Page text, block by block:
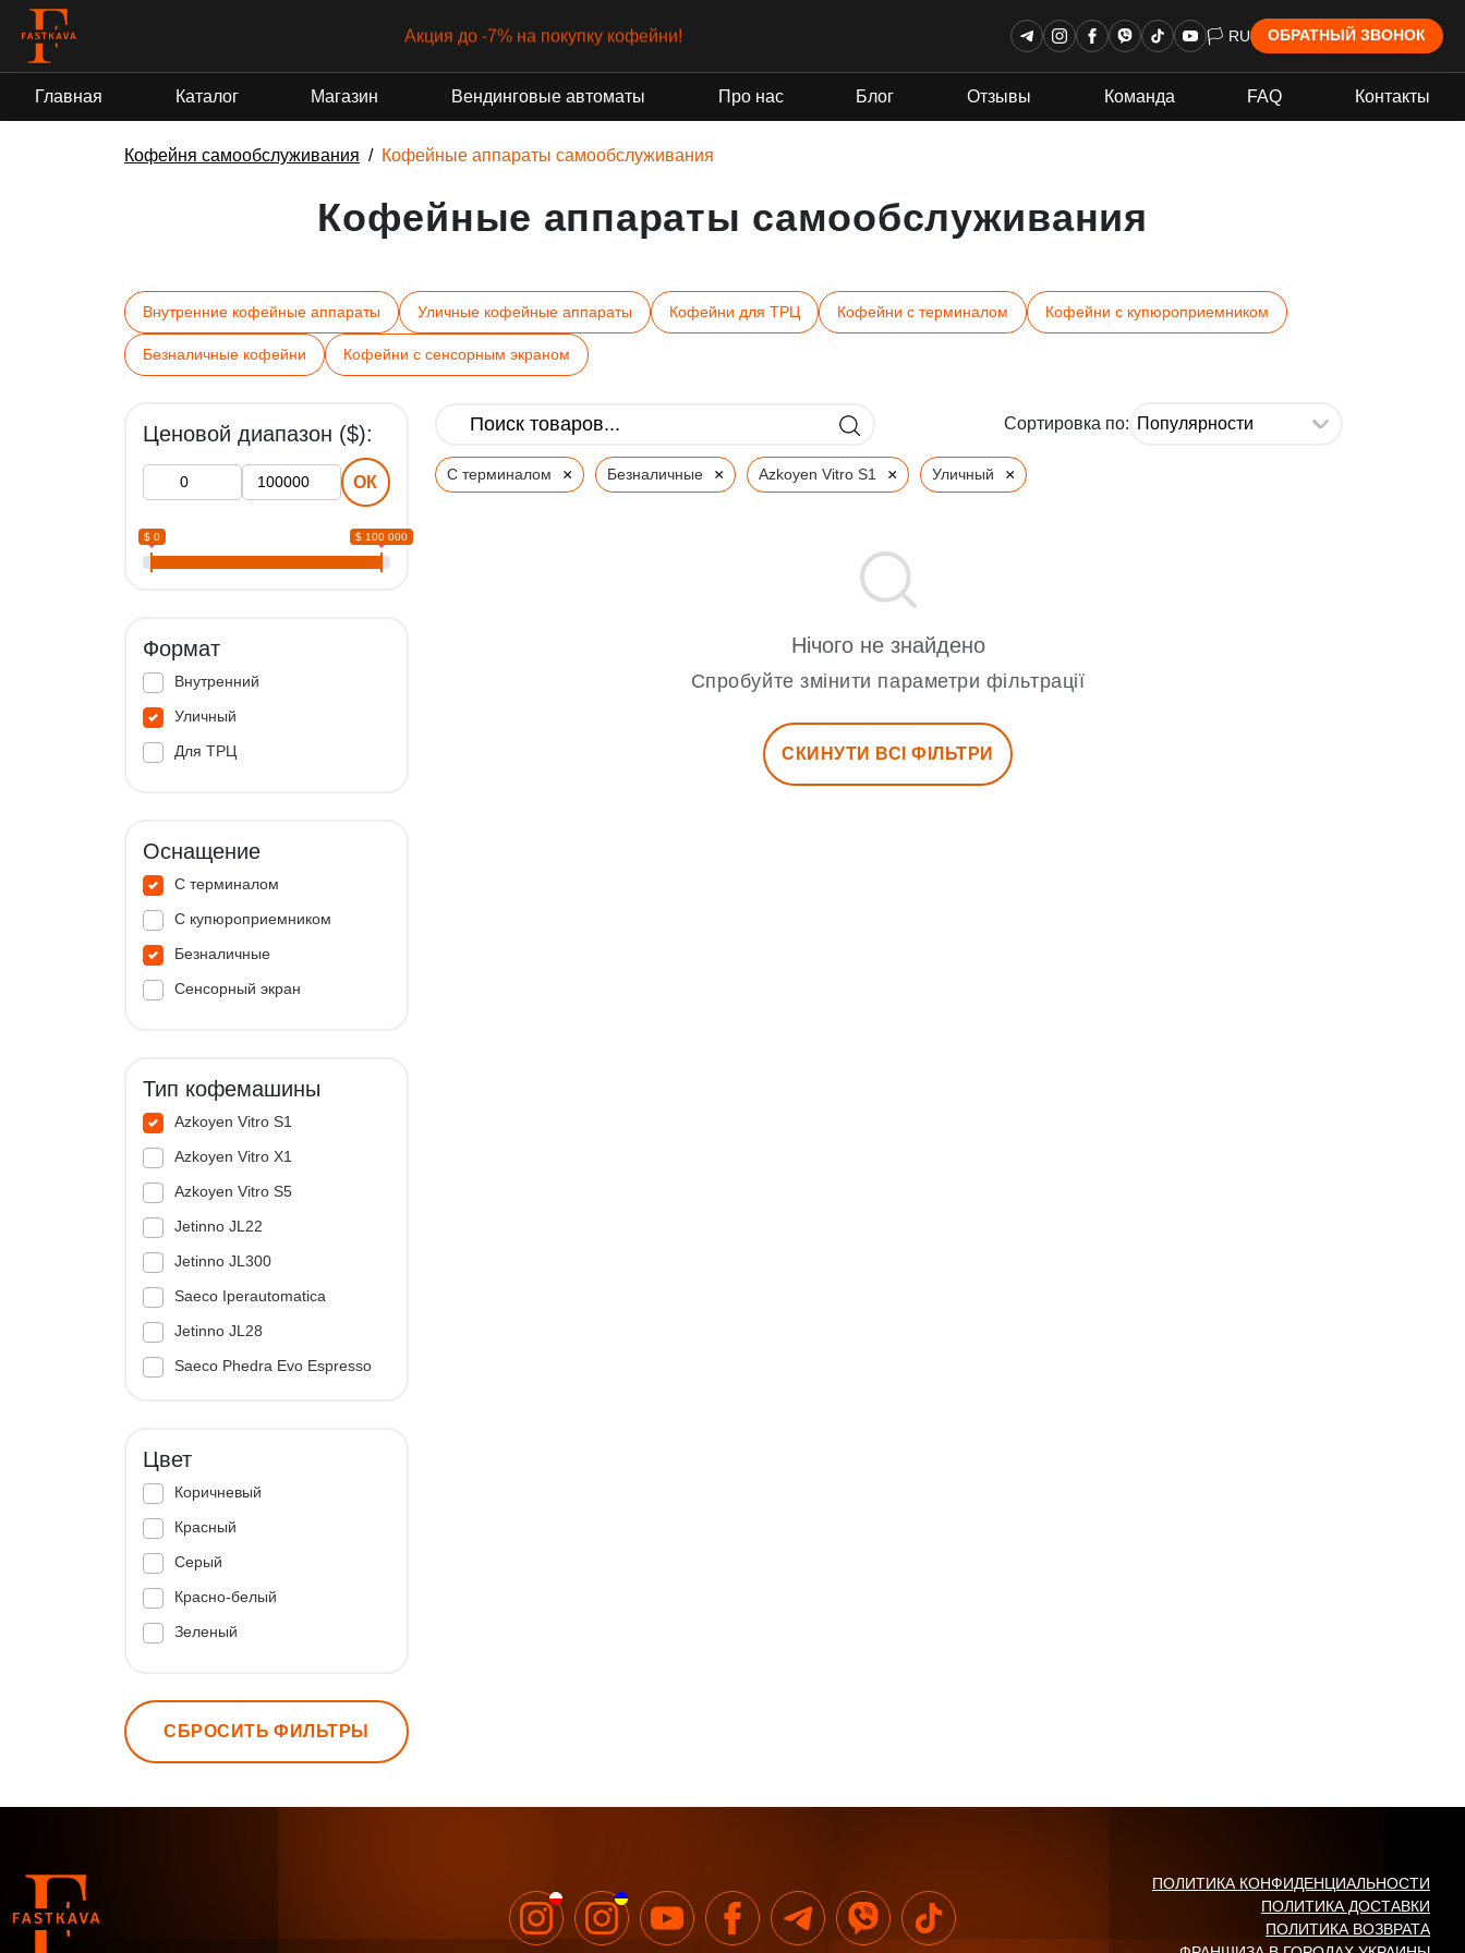
Акция до -7% на покупку кофейни! 🏳 RU ОБРАТНЫЙ ЗВОНОК
Главная Каталог Магазин Вендинговые автоматы Про нас Блог Отзывы Команда FAQ Контакты
Кофейня самообслуживания Кофейные аппараты самообслуживания
Кофейные аппараты самообслуживания
Внутренние кофейные аппараты Уличные кофейные аппараты Кофейни для ТРЦ Кофейни с терминалом Кофейни с купюроприемником
Безналичные кофейни Кофейни с сенсорным экраном
Ценовой диапазон ($):
ОК
$ 0 $ 100 000
Формат
Внутренний
Уличный
Для ТРЦ
Оснащение
С терминалом
С купюроприемником
Безналичные
Сенсорный экран
Тип кофемашины
Azkoyen Vitro S1
Azkoyen Vitro X1
Azkoyen Vitro S5
Jetinno JL22
Jetinno JL300
Saeco Iperautomatica
Jetinno JL28
Saeco Phedra Evo Espresso
Цвет
Коричневый
Красный
Серый
Красно-белый
Зеленый
СБРОСИТЬ ФИЛЬТРЫ
Сортировка по:
С терминалом × Безналичные × Azkoyen Vitro S1 × Уличный ×
Нічого не знайдено
Спробуйте змінити параметри фільтрації
СКИНУТИ ВСІ ФІЛЬТРИ
ПОЛИТИКА КОНФИДЕНЦИАЛЬНОСТИ
ПОЛИТИКА ДОСТАВКИ
ПОЛИТИКА ВОЗВРАТА